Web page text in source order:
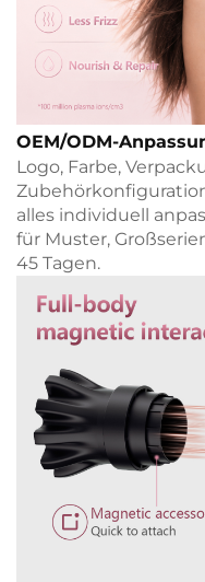
OEM/ODM-
Logo, Farbe,
alles individuell
für Muster,
45 Tagen.